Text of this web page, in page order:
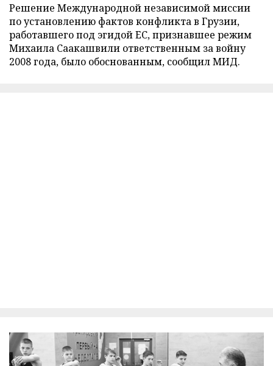
Решение Международной независимой миссии
по установлению фактов конфликта в Грузии,
работавшего под эгидой ЕС, признавшее режим
Михаила Саакашвили ответственным за войну
2008 года, было обоснованным, сообщил МИД.